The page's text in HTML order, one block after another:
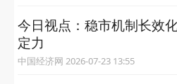
今日视点：稳市机制长效
定力
中国经济网 2026-07-23 13:55